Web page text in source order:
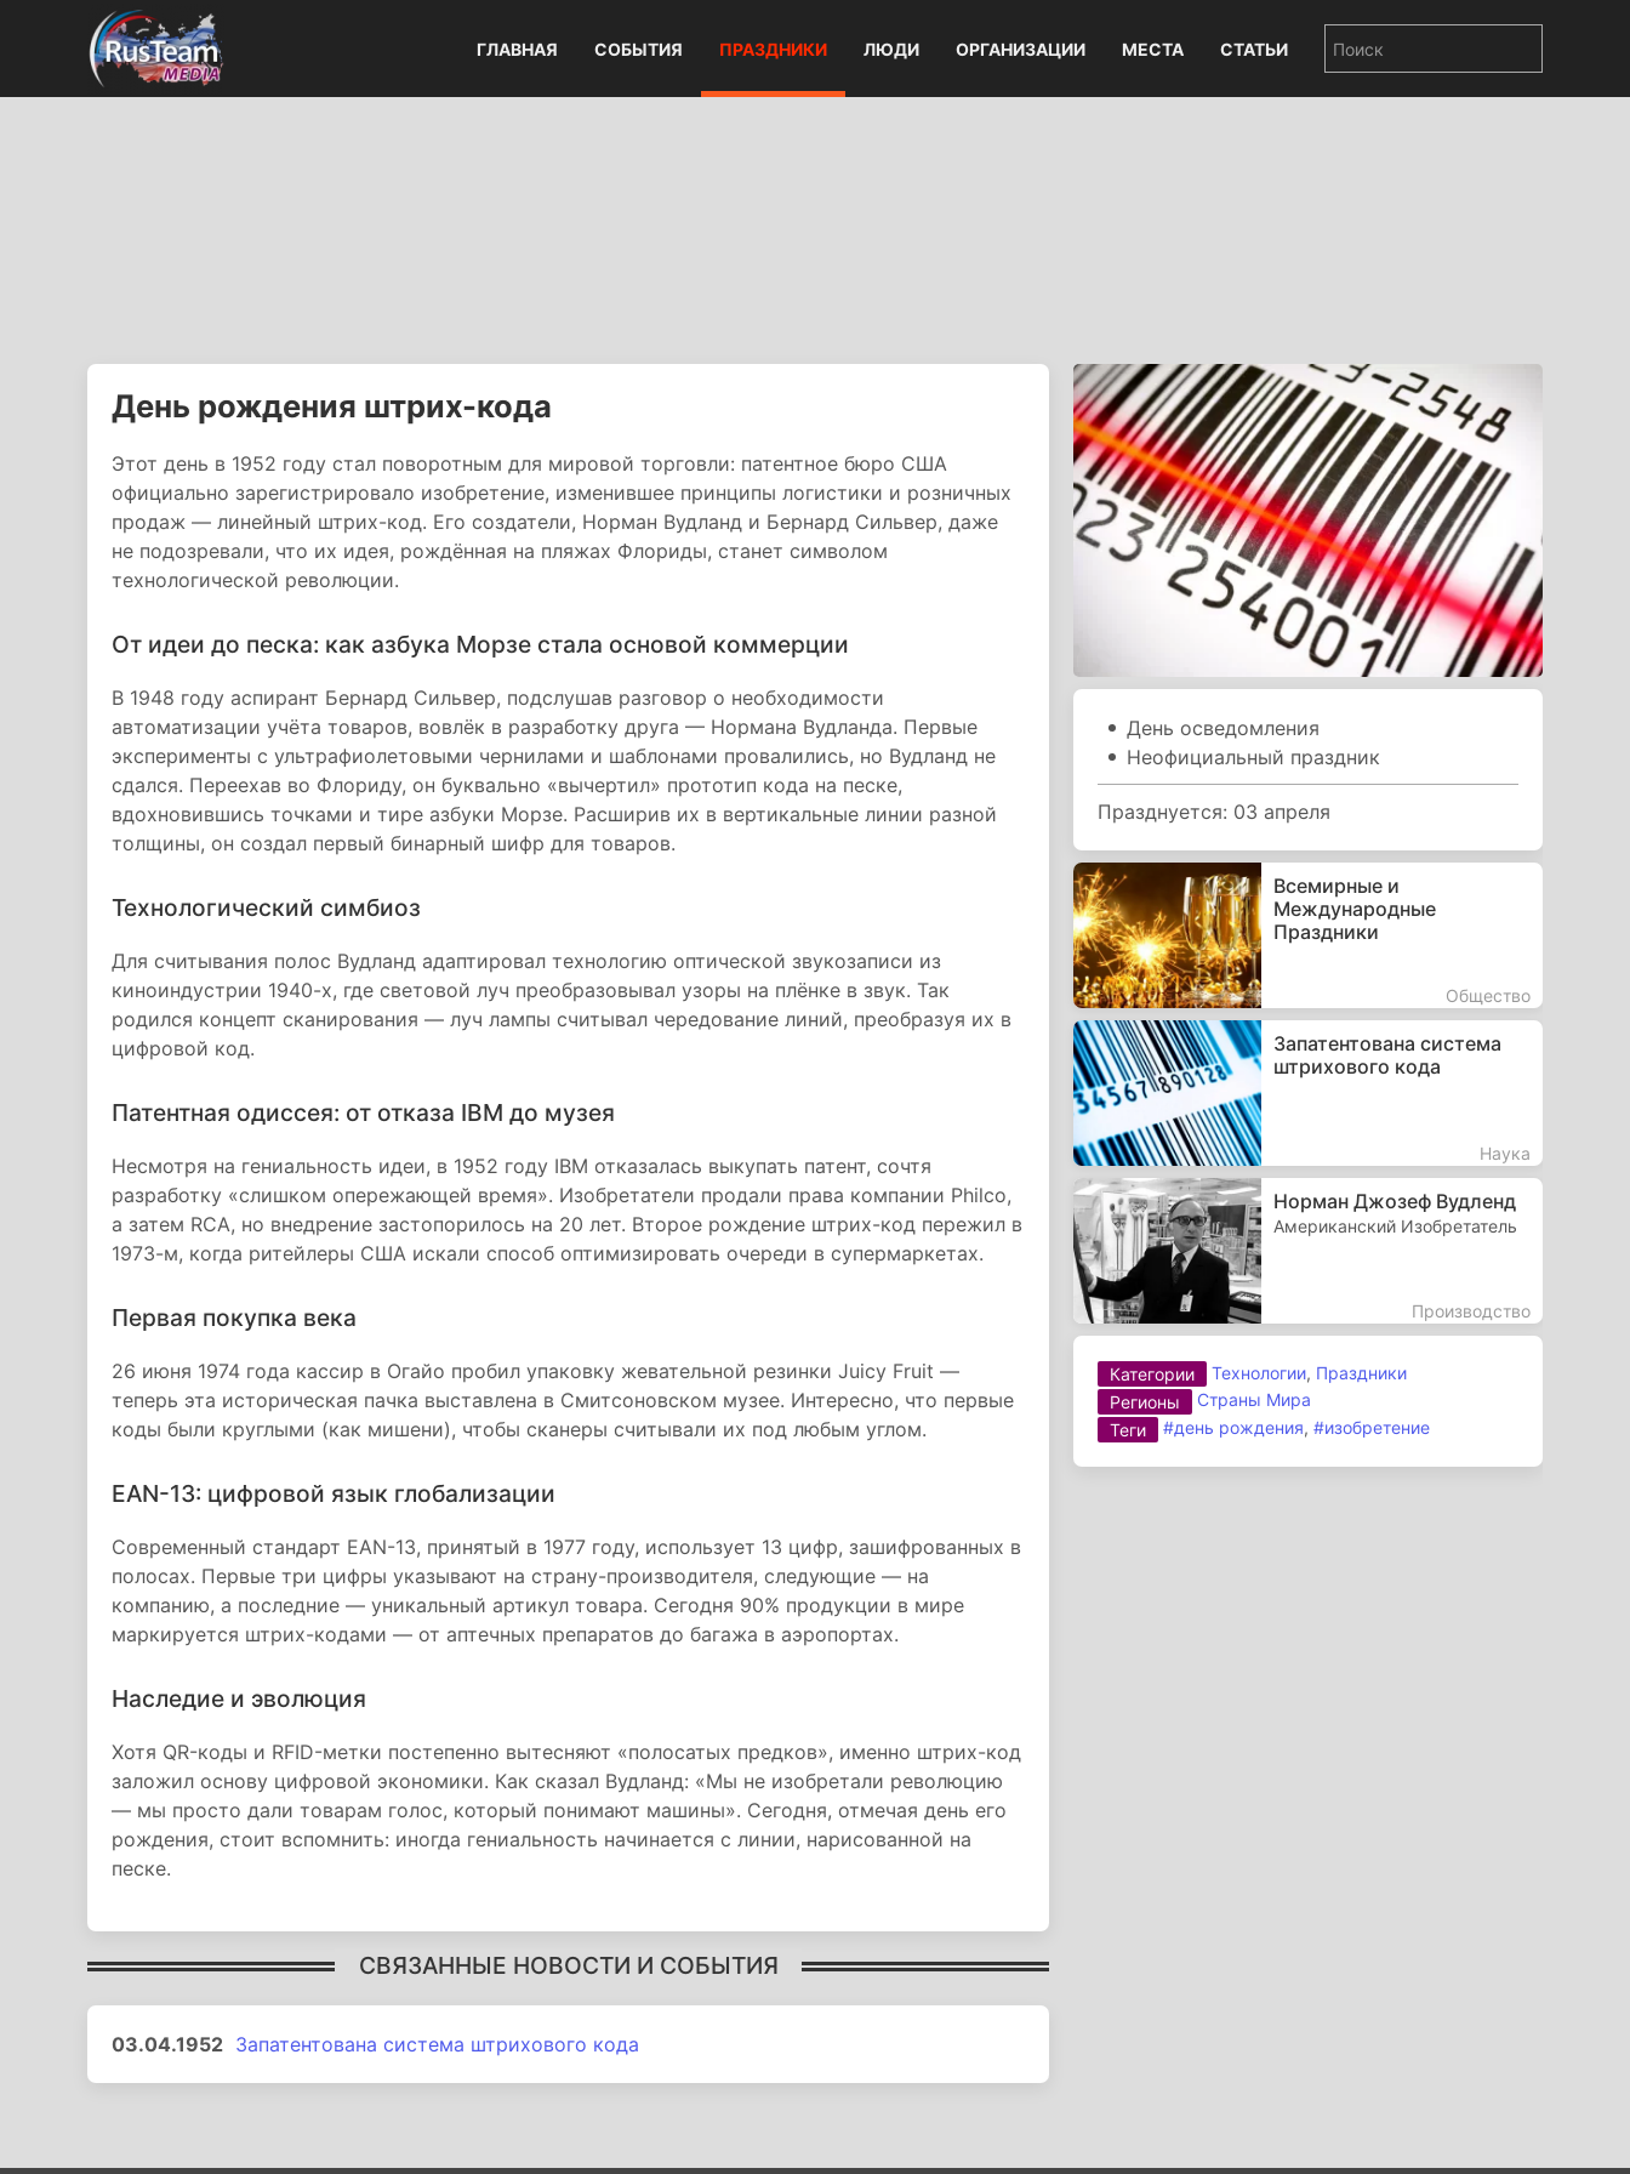
ГЛАВНАЯ СОБЫТИЯ ПРАЗДНИКИ ЛЮДИ ОРГАНИЗАЦИИ МЕСТА СТАТЬИ
День рождения штрих-кода
Этот день в 1952 году стал поворотным для мировой торговли: патентное бюро США
официально зарегистрировало изобретение, изменившее принципы логистики и розничных
продаж — линейный штрих-код. Его создатели, Норман Вудланд и Бернард Сильвер, даже
не подозревали, что их идея, рождённая на пляжах Флориды, станет символом
технологической революции.
От идеи до песка: как азбука Морзе стала основой коммерции
В 1948 году аспирант Бернард Сильвер, подслушав разговор о необходимости
автоматизации учёта товаров, вовлёк в разработку друга — Нормана Вудланда. Первые
эксперименты с ультрафиолетовыми чернилами и шаблонами провалились, но Вудланд не
сдался. Переехав во Флориду, он буквально «вычертил» прототип кода на песке,
вдохновившись точками и тире азбуки Морзе. Расширив их в вертикальные линии разной
толщины, он создал первый бинарный шифр для товаров.
Технологический симбиоз
Для считывания полос Вудланд адаптировал технологию оптической звукозаписи из
киноиндустрии 1940-х, где световой луч преобразовывал узоры на плёнке в звук. Так
родился концепт сканирования — луч лампы считывал чередование линий, преобразуя их в
цифровой код.
Патентная одиссея: от отказа IBM до музея
Несмотря на гениальность идеи, в 1952 году IBM отказалась выкупать патент, сочтя
разработку «слишком опережающей время». Изобретатели продали права компании Philco,
а затем RCA, но внедрение застопорилось на 20 лет. Второе рождение штрих-код пережил в
1973-м, когда ритейлеры США искали способ оптимизировать очереди в супермаркетах.
Первая покупка века
26 июня 1974 года кассир в Огайо пробил упаковку жевательной резинки Juicy Fruit —
теперь эта историческая пачка выставлена в Смитсоновском музее. Интересно, что первые
коды были круглыми (как мишени), чтобы сканеры считывали их под любым углом.
EAN-13: цифровой язык глобализации
Современный стандарт EAN-13, принятый в 1977 году, использует 13 цифр, зашифрованных в
полосах. Первые три цифры указывают на страну-производителя, следующие — на
компанию, а последние — уникальный артикул товара. Сегодня 90% продукции в мире
маркируется штрих-кодами — от аптечных препаратов до багажа в аэропортах.
Наследие и эволюция
Хотя QR-коды и RFID-метки постепенно вытесняют «полосатых предков», именно штрих-код
заложил основу цифровой экономики. Как сказал Вудланд: «Мы не изобретали революцию
— мы просто дали товарам голос, который понимают машины». Сегодня, отмечая день его
рождения, стоит вспомнить: иногда гениальность начинается с линии, нарисованной на
песке.
СВЯЗАННЫЕ НОВОСТИ И СОБЫТИЯ
03.04.1952 Запатентована система штрихового кода
День осведомления
Неофициальный праздник
Празднуется: 03 апреля
Всемирные и
Международные
Праздники
Общество
Запатентована система
штрихового кода
Наука
Норман Джозеф Вудленд
Американский Изобретатель
Производство
Категории Технологии, Праздники
Регионы
Страны Мира
Теги
#день рождения,#изобретение